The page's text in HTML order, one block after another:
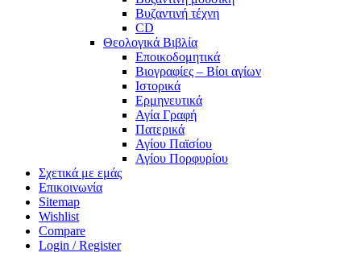
Βυζαντινή τέχνη
CD
Θεολογικά Βιβλία
Εποικοδομητικά
Βιογραφίες – Βίοι αγίων
Ιστορικά
Ερμηνευτικά
Αγία Γραφή
Πατερικά
Αγίου Παϊσίου
Αγίου Πορφυρίου
Σχετικά με εμάς
Επικοινωνία
Sitemap
Wishlist
Compare
Login / Register